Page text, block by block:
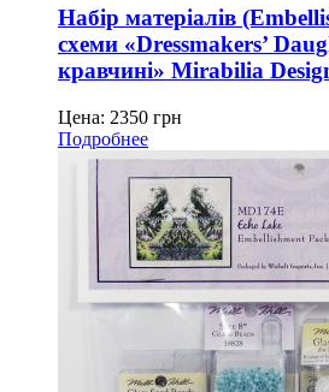
Набір матеріалів
схеми «Dressmakers’
кравчині» Mirabilia
Цена: 2350 грн
Подробнее